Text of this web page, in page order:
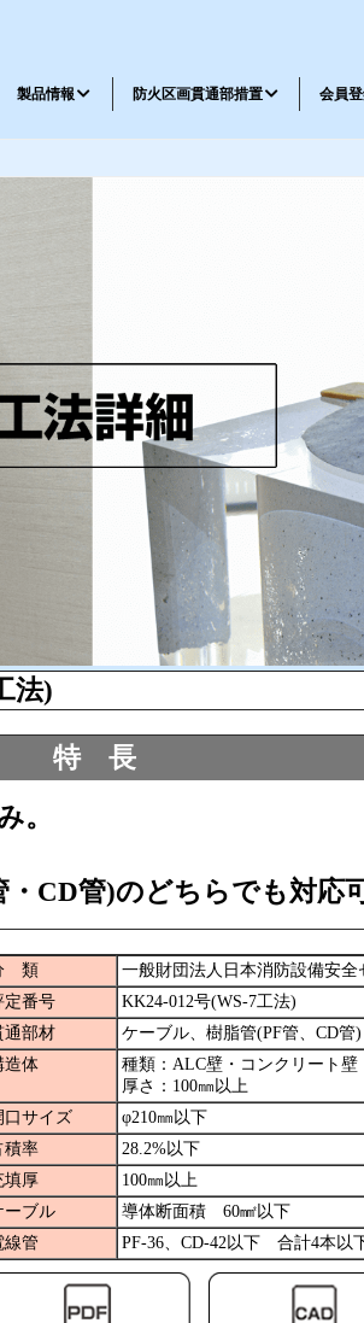
製品情報
弾性パテ・特殊品
防火区画貫通部措置 会員
法)
特 長
。
・CD管)のどちらでも対応
類
一般財団法人日本消防設備安全
定番号
KK24-012号(WS-7工法)
通部材
ケーブル、樹脂管(PF管、CD管)
造体
種類：ALC壁・コンクリート壁
厚さ：100㎜以上
口サイズ
φ210㎜以下
積率
28.2%以下
填厚
100㎜以上
ーブル
導体断面積 60㎟以下
線管
PF-36、CD-42以下 合計4本以